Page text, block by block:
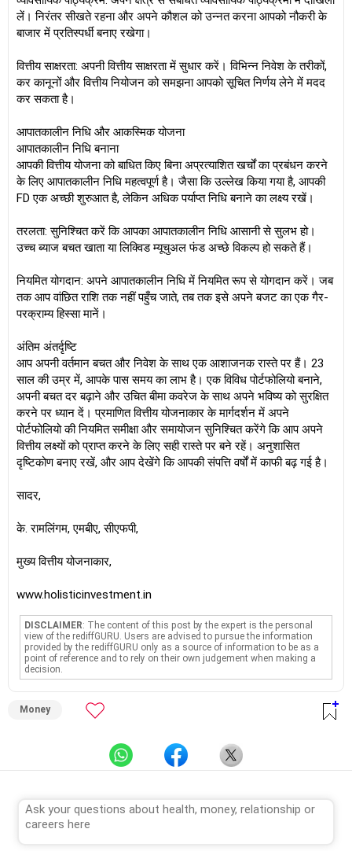
लें। निरंतर सीखते रहना और अपने कौशल को उन्नत करना आपको नौकरी के
बाजार में प्रतिस्पर्धी बनाए रखेगा।
वित्तीय साक्षरता: अपनी वित्तीय साक्षरता में सुधार करें। विभिन्न निवेश के तरीकों,
कर कानूनों और वित्तीय नियोजन को समझना आपको सूचित निर्णय लेने में मदद
कर सकता है।
आपातकालीन निधि और आकस्मिक योजना
आपातकालीन निधि बनाना
आपकी वित्तीय योजना को बाधित किए बिना अप्रत्याशित खर्चों का प्रबंधन करने
के लिए आपातकालीन निधि महत्वपूर्ण है। जैसा कि उल्लेख किया गया है, आपकी
FD एक अच्छी शुरुआत है, लेकिन अधिक पर्याप्त निधि बनाने का लक्ष्य रखें।
तरलता: सुनिश्चित करें कि आपका आपातकालीन निधि आसानी से सुलभ हो।
उच्च ब्याज बचत खाता या लिक्विड म्यूचुअल फंड अच्छे विकल्प हो सकते हैं।
नियमित योगदान: अपने आपातकालीन निधि में नियमित रूप से योगदान करें। जब
तक आप वांछित राशि तक नहीं पहुँच जाते, तब तक इसे अपने बजट का एक गैर-
परक्राम्य हिस्सा मानें।
अंतिम अंतर्दृष्टि
आप अपनी वर्तमान बचत और निवेश के साथ एक आशाजनक रास्ते पर हैं। 23
साल की उम्र में, आपके पास समय का लाभ है। एक विविध पोर्टफोलियो बनाने,
अपनी बचत दर बढ़ाने और उचित बीमा कवरेज के साथ अपने भविष्य को सुरक्षित
करने पर ध्यान दें। प्रमाणित वित्तीय योजनाकार के मार्गदर्शन में अपने
पोर्टफोलियो की नियमित समीक्षा और समायोजन सुनिश्चित करेंगे कि आप अपने
वित्तीय लक्ष्यों को प्राप्त करने के लिए सही रास्ते पर बने रहें। अनुशासित
दृष्टिकोण बनाए रखें, और आप देखेंगे कि आपकी संपत्ति वर्षों में काफी बढ़ गई है।
सादर,
के. रामलिंगम, एमबीए, सीएफपी,
मुख्य वित्तीय योजनाकार,
www.holisticinvestment.in
DISCLAIMER: The content of this post by the expert is the personal
view of the rediffGURU. Users are advised to pursue the information
provided by the rediffGURU only as a source of information to be as a
point of reference and to rely on their own judgement when making a
decision.
Money